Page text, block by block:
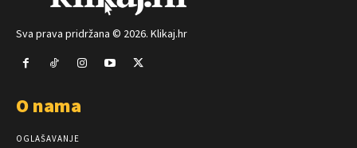
Sva prava pridržana © 2026. Klikaj.hr
O nama
OGLAŠAVANJE